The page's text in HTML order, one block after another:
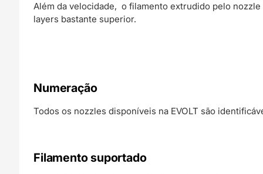
Além da velocidade, o filamento extrudido pelo
layers bastante superior.
Numeração
Todos os nozzles disponíveis na EVOLT são
Filamento suportado